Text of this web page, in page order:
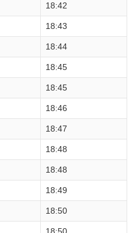
18:42
18:43
18:44
18:45
18:45
18:46
18:47
18:48
18:48
18:49
18:50